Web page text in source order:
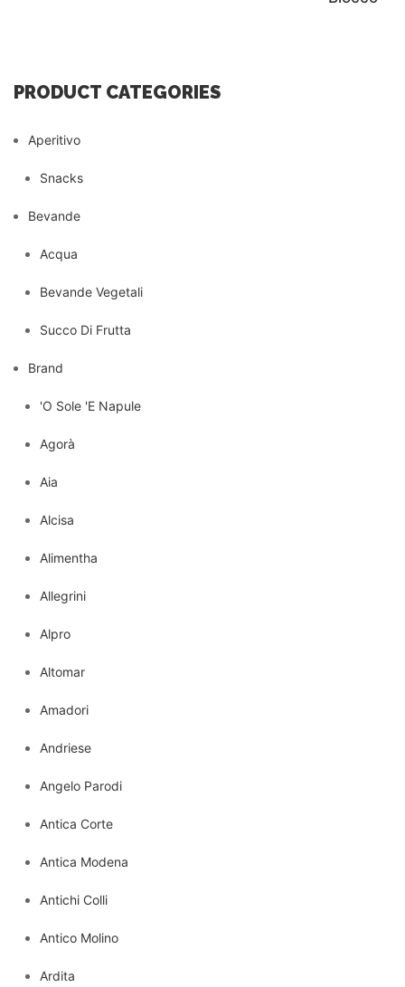
PRODUCT CATEGORIES
Aperitivo
Snacks
Bevande
Acqua
Bevande Vegetali
Succo Di Frutta
Brand
'O Sole 'E Napule
Agorà
Aia
Alcisa
Alimentha
Allegrini
Alpro
Altomar
Amadori
Andriese
Angelo Parodi
Antica Corte
Antica Modena
Antichi Colli
Antico Molino
Ardita